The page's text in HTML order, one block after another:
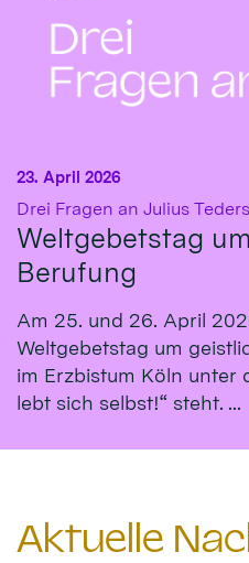
Drei Fragen an Julius Teders
Weltgebetstag
Berufung
23. April 2026
Am 25. und 26. April
Weltgebetstag um
im Erzbistum Köln unter
lebt sich selbst!“ steht. ...
Aktuelle